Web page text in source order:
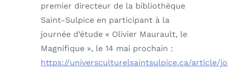
premier directeur de la bibliothèque
Saint-Sulpice en participant à la
journée d’étude « Olivier Maurault, le
Magnifique », le 14 mai prochain :
https://universculturelsaintsulpice.ca/article/